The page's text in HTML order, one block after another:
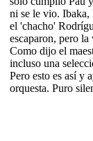
ni se le vio.
el 'chacho'
escaparon, pero la
Como dijo el
incluso una
Pero esto es así y
orquesta. Puro